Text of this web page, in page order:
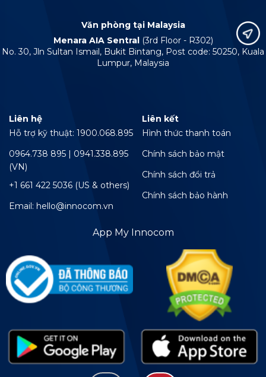
Văn phòng tại Malaysia
Menara AIA Sentral (3rd Floor - R302)
No. 30, Jln Sultan Ismail, Bukit Bintang, Post code: 50250, Kuala
Lumpur, Malaysia
Liên hệ
Hỗ trợ kỹ thuật: 1900.068.895
0964.738 895 | 0941.338.895
(VN)
+1 661 422 5036 (US & others)
Email: hello@innocom.vn
Liên kết
Hình thức thanh toán
Chính sách bảo mật
Chính sách đổi trả
Chính sách bảo hành
App My Innocom